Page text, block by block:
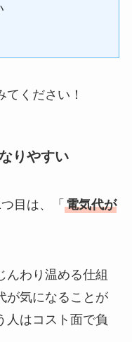
ください！
りやすい
目は、「 電気代が
んわり温める仕組
が気になることが
人はコスト面で負